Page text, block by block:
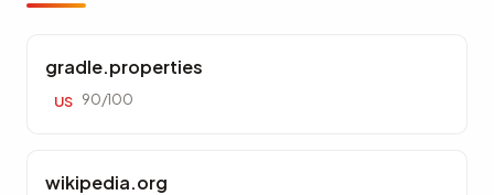
gradle.properties
US 90/100
wikipedia.org